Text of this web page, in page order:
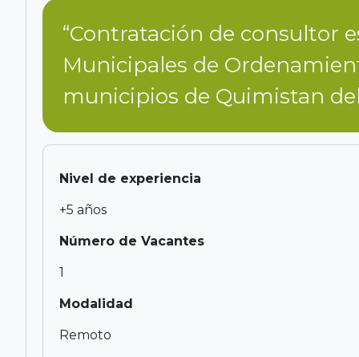
“Contratación de consultor
Municipales de
municipios de Quimistan
Nivel de experiencia
+5 años
Número de Vacantes
1
Modalidad
Remoto